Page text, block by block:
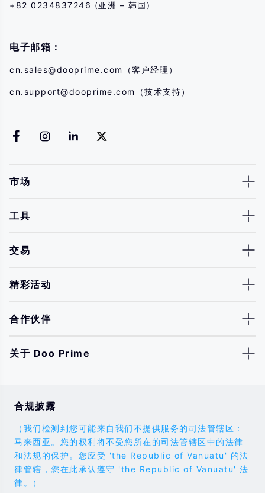
+82 0234837246 (亚洲 – 韩国)
电子邮箱：
cn.sales@dooprime.com （客户经理）
cn.support@dooprime.com （技术支持）
市场
工具
交易
精彩活动
合作伙伴
关于 Doo Prime
合规披露
（我们检测到您可能来自我们不提供服务的司法管辖区：
马来西亚。您的权利将不受您所在的司法管辖区中的法律
和法规的保护。您应受 'the Republic of Vanuatu' 的法
律管辖，您在此承认遵守 'the Republic of Vanuatu' 法
律。）